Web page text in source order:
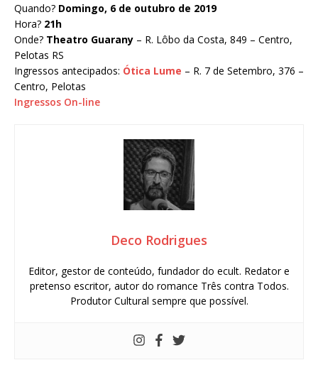
Quando? Domingo, 6 de outubro de 2019
Hora? 21h
Onde? Theatro Guarany – R. Lôbo da Costa, 849 – Centro,
Pelotas RS
Ingressos antecipados: Ótica Lume – R. 7 de Setembro, 376 –
Centro, Pelotas
Ingressos On-line
Deco Rodrigues
Editor, gestor de conteúdo, fundador do ecult. Redator e
pretenso escritor, autor do romance Três contra Todos.
Produtor Cultural sempre que possível.